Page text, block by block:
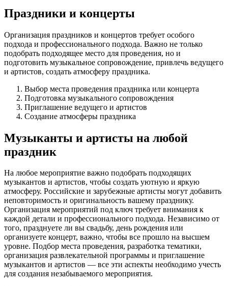
Праздники и концерты
Организация праздников и концертов требует особого
подхода и профессионального подхода. Важно не только
подобрать подходящее место для проведения, но и
подготовить музыкальное сопровождение, привлечь ведущего
и артистов, создать атмосферу праздника.
Выбор места проведения праздника или концерта
Подготовка музыкального сопровождения
Приглашение ведущего и артистов
Создание атмосферы праздника
Музыканты и артисты на любой
праздник
На любое мероприятие важно подобрать подходящих
музыкантов и артистов, чтобы создать уютную и яркую
атмосферу. Российские и зарубежные артисты могут добавить
неповторимость и оригинальность вашему празднику.
Организация мероприятий под ключ требует внимания к
каждой детали и профессионального подхода. Независимо от
того, празднуете ли вы свадьбу, день рождения или
организуете концерт, важно, чтобы все прошло на высшем
уровне. Подбор места проведения, разработка тематики,
организация развлекательной программы и приглашение
музыкантов и артистов — все эти аспекты необходимо учесть
для создания незабываемого мероприятия.